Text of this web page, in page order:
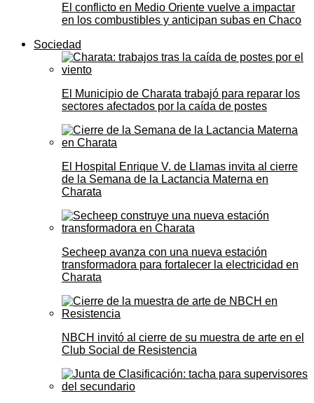
El conflicto en Medio Oriente vuelve a impactar
en los combustibles y anticipan subas en Chaco
Sociedad
El Municipio de Charata trabajó para reparar los
sectores afectados por la caída de postes
El Hospital Enrique V. de Llamas invita al cierre
de la Semana de la Lactancia Materna en
Charata
Secheep avanza con una nueva estación
transformadora para fortalecer la electricidad en
Charata
NBCH invitó al cierre de su muestra de arte en el
Club Social de Resistencia